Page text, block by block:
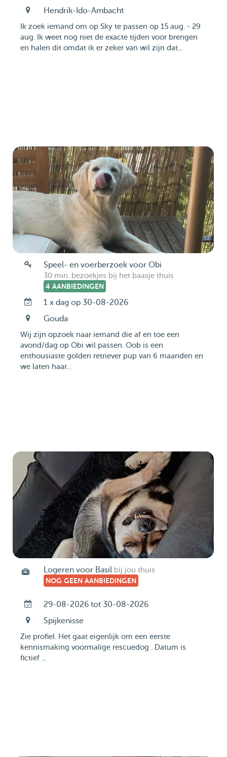
Hendrik-Ido-Ambacht
Ik zoek iemand om op Sky te passen op 15 aug. - 29
aug. Ik weet nog niet de exacte tijden voor brengen
en halen dit omdat ik er zeker van wil zijn dat...
Speel- en voerberzoek voor Obi
30 min. bezoekjes bij het baasje thuis
4 AANBIEDINGEN
1 x dag op 30-08-2026
Gouda
Wij zijn opzoek naar iemand die af en toe een
avond/dag op Obi wil passen. Oob is een
enthousiaste golden retriever pup van 6 maanden en
we laten haar...
Logeren voor Basil bij jou thuis
NOG GEEN AANBIEDINGEN
29-08-2026 tot 30-08-2026
Spijkenisse
Zie profiel. Het gaat eigenlijk om een eerste
kennismaking voormalige rescuedog . Datum is
fictief ...